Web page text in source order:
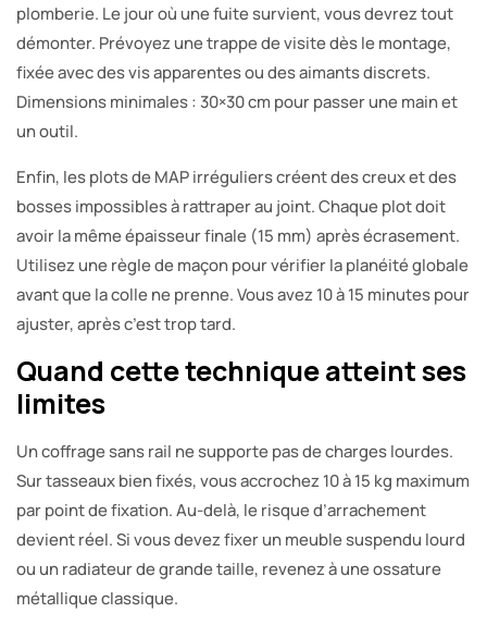
plomberie. Le jour où une fuite survient, vous devrez tout
démonter. Prévoyez une trappe de visite dès le montage,
fixée avec des vis apparentes ou des aimants discrets.
Dimensions minimales : 30×30 cm pour passer une main et
un outil.
Enfin, les plots de MAP irréguliers créent des creux et des
bosses impossibles à rattraper au joint. Chaque plot doit
avoir la même épaisseur finale (15 mm) après écrasement.
Utilisez une règle de maçon pour vérifier la planéité globale
avant que la colle ne prenne. Vous avez 10 à 15 minutes pour
ajuster, après c’est trop tard.
Quand cette technique atteint ses
limites
Un coffrage sans rail ne supporte pas de charges lourdes.
Sur tasseaux bien fixés, vous accrochez 10 à 15 kg maximum
par point de fixation. Au-delà, le risque d’arrachement
devient réel. Si vous devez fixer un meuble suspendu lourd
ou un radiateur de grande taille, revenez à une ossature
métallique classique.